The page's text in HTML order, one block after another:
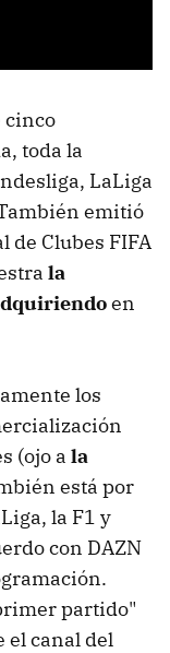
cinco
toda la
LaLiga
emitió
de Clubes FIFA
la
en
los
(ojo a la
está por
la F1 y
con DAZN
partido"
el canal del